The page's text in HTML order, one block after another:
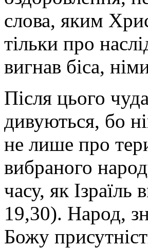
слова, яким
тільки про
вигнав біса,
Після цього
дивуються, бо
не лише про
вибраного
часу, як
19,30). Народ,
Божу